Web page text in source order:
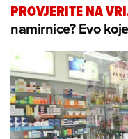
PROVJERITE NA
namirnice? Evo